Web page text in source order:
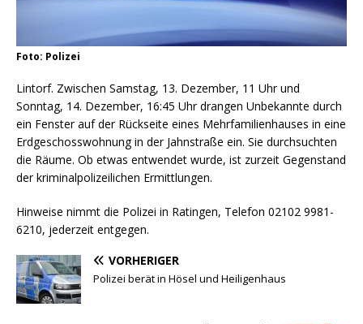
Foto: Polizei
Lintorf. Zwischen Samstag, 13. Dezember, 11 Uhr und
Sonntag, 14. Dezember, 16:45 Uhr drangen Unbekannte durch
ein Fenster auf der Rückseite eines Mehrfamilienhauses in eine
Erdgeschosswohnung in der Jahnstraße ein. Sie durchsuchten
die Räume. Ob etwas entwendet wurde, ist zurzeit Gegenstand
der kriminalpolizeilichen Ermittlungen.
Hinweise nimmt die Polizei in Ratingen, Telefon 02102 9981-
6210, jederzeit entgegen.
VORHERIGER
Polizei berät in Hösel und Heiligenhaus